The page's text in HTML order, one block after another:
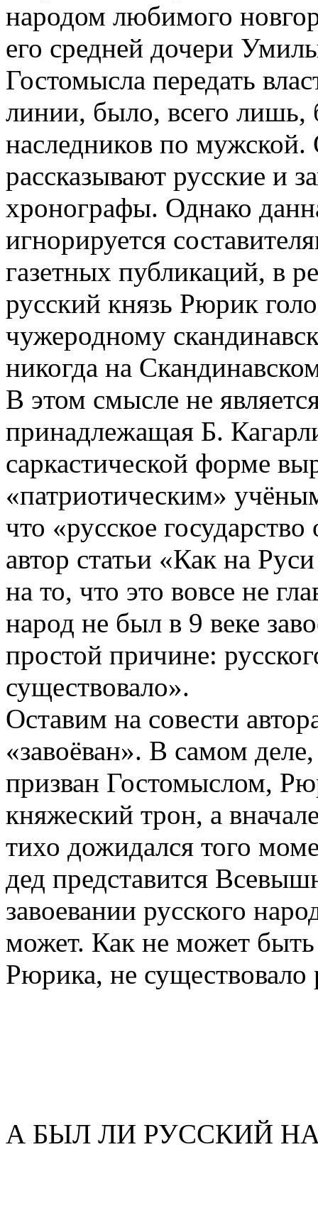
народом любимого
его средней дочери
Гостомысла передать
линии, было, всего лишь,
наследников по
рассказывают русские и
хронографы. Однако
игнорируется
газетных публикаций, в
русский князь Рюрик
чужеродному
никогда на
В этом смысле не
принадлежащая Б.
саркастической форме
«патриотическим»
что «русское
автор статьи «Как на
на то, что это вовсе не
народ не был в 9 веке
простой причине:
существовало».
Оставим на совести
«завоёван». В самом
призван Гостомыслом,
княжеский трон, а
тихо дожидался того
дед представится
завоевании русского
может. Как не может
Рюрика, не существовало
А БЫЛ ЛИ РУССКИЙ